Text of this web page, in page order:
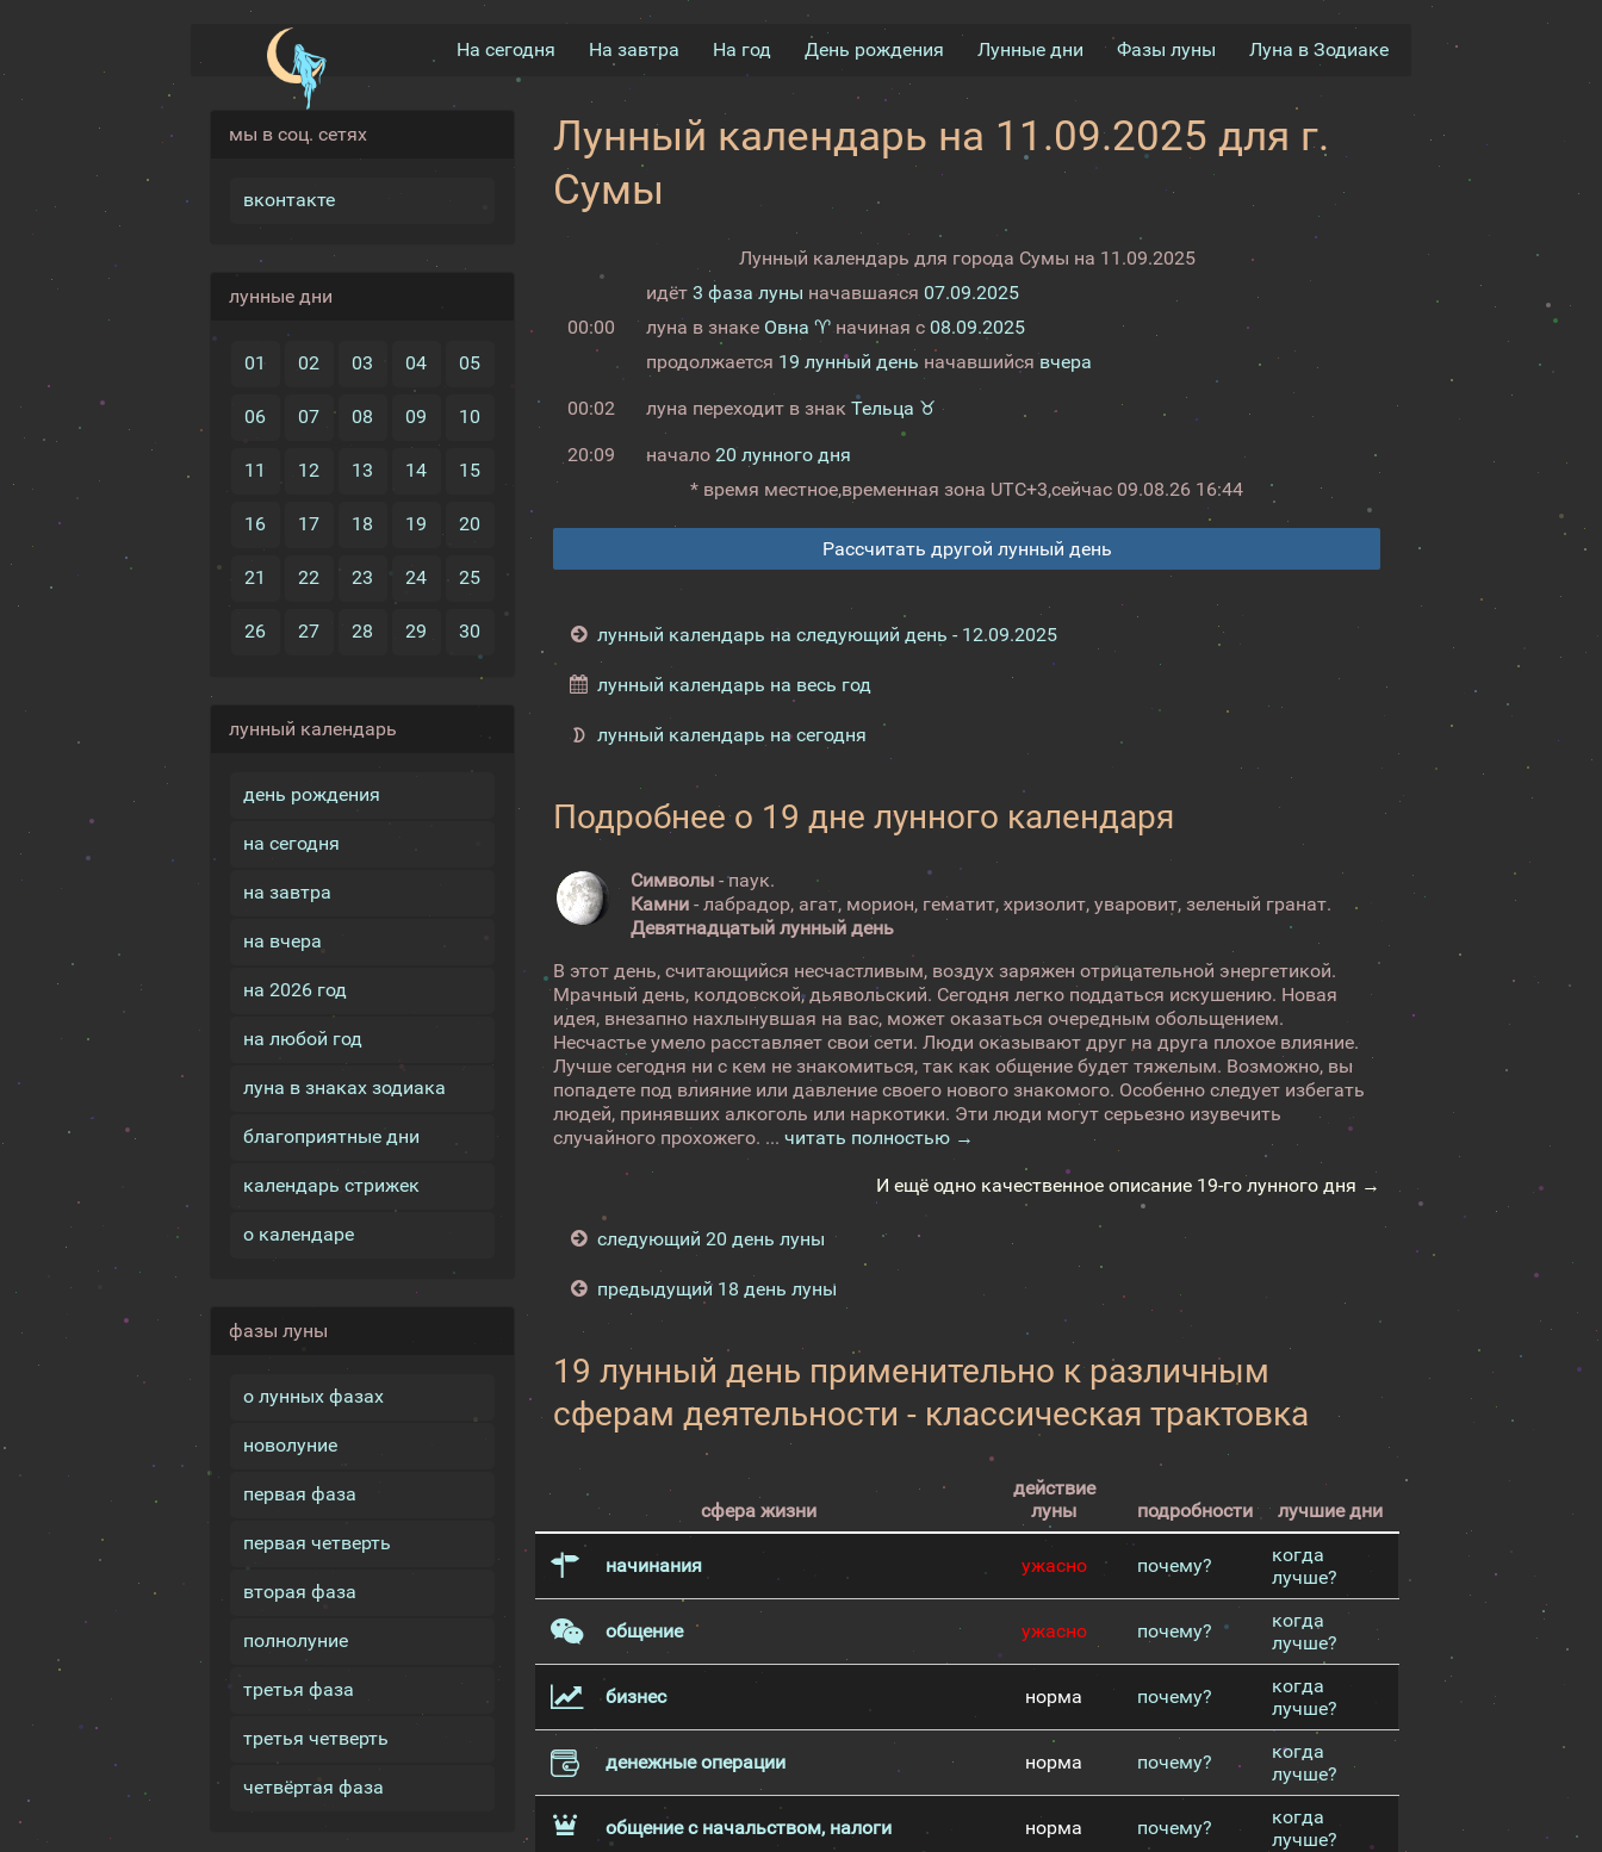
На сегодня На завтра На год День рождения Лунные дни Фазы луны Луна в Зодиаке
мы в соц. сетях
вконтакте
лунные дни
01 02 03 04 05
06 07 08 09 10
11 12 13 14 15
16 17 18 19 20
21 22 23 24 25
26 27 28 29 30
лунный календарь
день рождения
на сегодня
на завтра
на вчера
на 2026 год
на любой год
луна в знаках зодиака
благоприятные дни
календарь стрижек
о календаре
фазы луны
о лунных фазах
новолуние
первая фаза
первая четверть
вторая фаза
полнолуние
третья фаза
третья четверть
четвёртая фаза
Лунный календарь на 11.09.2025 для г.
Сумы
Лунный календарь для города Сумы на 11.09.2025
00:00
идёт 3 фаза луны начавшаяся 07.09.2025
луна в знаке Овна ♈начиная с 08.09.2025
продолжается 19 лунный день начавшийсявчера
00:02 луна переходит в знак Тельца ♉
20:09 начало 20 лунного дня
* время местное,временная зона UTC+3,сейчас 09.08.26 16:44
Рассчитать другой лунный день
лунный календарь на следующий день - 12.09.2025
лунный календарь на весь год
лунный календарь на сегодня
Подробнее о 19 дне лунного календаря
Символы - паук.
Камни - лабрадор, агат, морион, гематит, хризолит, уваровит, зеленый гранат.
Девятнадцатый лунный день
В этот день, считающийся несчастливым, воздух заряжен отрицательной энергетикой.
Мрачный день, колдовской, дьявольский. Сегодня легко поддаться искушению. Новая
идея, внезапно нахлынувшая на вас, может оказаться очередным обольщением.
Несчастье умело расставляет свои сети. Люди оказывают друг на друга плохое влияние.
Лучше сегодня ни с кем не знакомиться, так как общение будет тяжелым. Возможно, вы
попадете под влияние или давление своего нового знакомого. Особенно следует избегать
людей, принявших алкоголь или наркотики. Эти люди могут серьезно изувечить
случайного прохожего. ...читать полностью →
И ещё одно качественное описание 19-го лунного дня →
следующий 20 день луны
предыдущий 18 день луны
19 лунный день применительно к различным
сферам деятельности - классическая трактовка
сфера жизни
действие
луны
подробности лучшие дни
начинания ужасно почему?
когда
лучше?
общение ужасно почему?
когда
лучше?
бизнес норма почему?
когда
лучше?
денежные операции норма почему?
когда
лучше?
общение с начальством, налоги норма почему?
когда
лучше?